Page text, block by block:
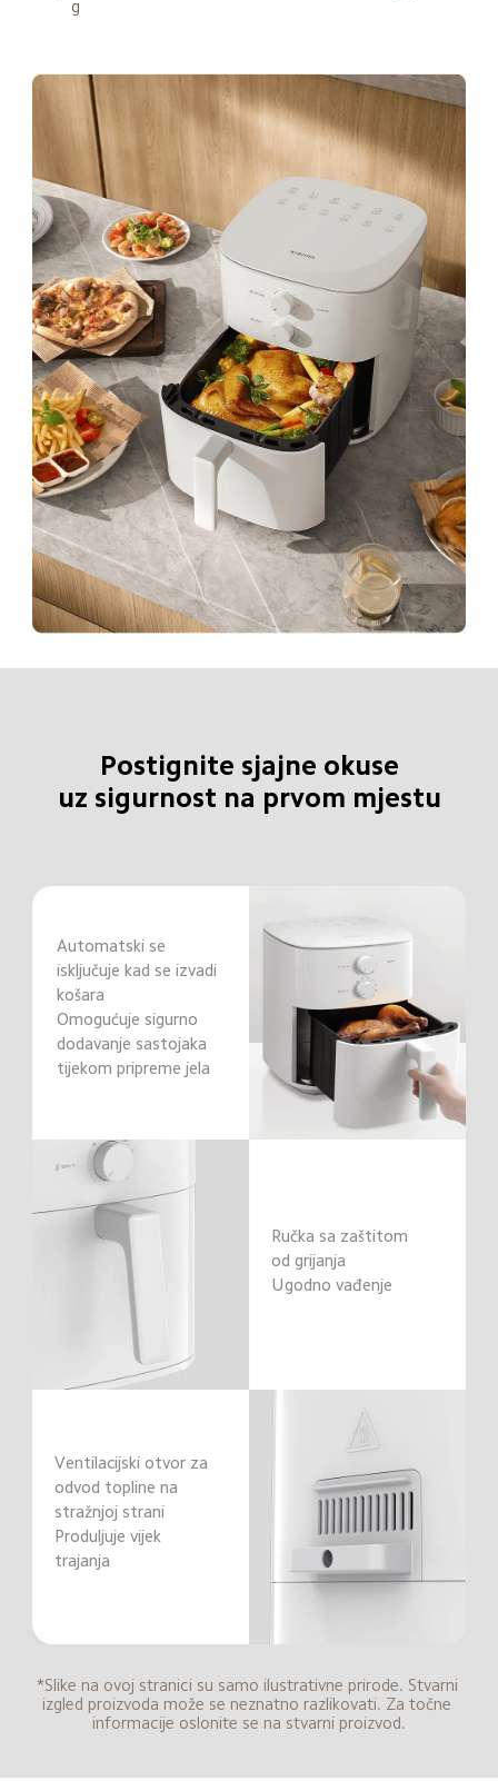
g
Postignite sjajne okuse
uz sigurnost na prvom mjestu
Automatski se
isključuje kad se izvadi
košara
Omogućuje sigurno
dodavanje sastojaka
tijekom pripreme jela
Ručka sa zaštitom
od grijanja
Ugodno vađenje
Ventilacijski otvor za
odvod topline na
stražnjoj strani
Produljuje vijek
trajanja
*Slike na ovoj stranici su samo ilustrativne prirode. Stvarni
izgled proizvoda može se neznatno razlikovati. Za točne
informacije oslonite se na stvarni proizvod.